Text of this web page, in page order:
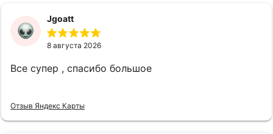
цены приятно удивили — полностью
соответствуют качеству. В бутике очень уютная и
располагающая атмосфера, приветливый
грамотный совет. Обязательно вернусь сюда снова
посещал!
Jgoatt
8 августа 2026
Все супер , спасибо большое
Отзыв Яндекс Карты